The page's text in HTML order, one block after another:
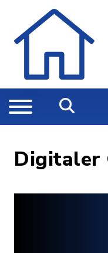
Digitaler